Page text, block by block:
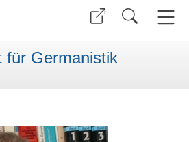
für Germanistik